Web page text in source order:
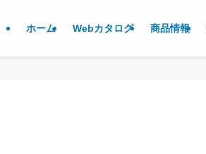
ホーム Webカタログ 商品情報